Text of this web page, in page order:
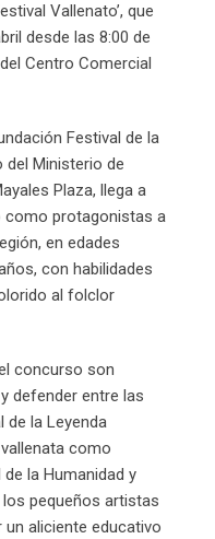
Vallenato’, que
desde las 8:00 de
Centro Comercial
Festival de la
del Ministerio de
Plaza, llega a
como protagonistas a
en edades
con habilidades
al folclor
concurso son
defender entre las
de la Leyenda
como
la Humanidad y
pequeños artistas
aliciente educativo